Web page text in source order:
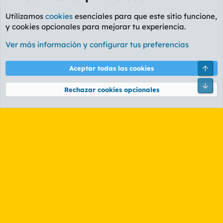
Foro General
Cookies
PL OLDSTYLE AMARILLO
Términos y reglas Política de privacidad Ayuda
Community platform by XenForo® © 2010-2026 XenForo Ltd.
Utilizamos cookies esenciales para que este sitio funcione,
y cookies opcionales para mejorar tu experiencia.
Ver más información y configurar tus preferencias
Aceptar todas las cookies
Rechazar cookies opcionales
Pie